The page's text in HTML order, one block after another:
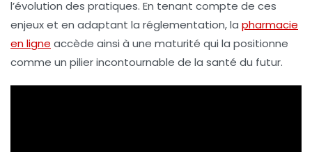
l’évolution des pratiques. En tenant compte de ces
enjeux et en adaptant la réglementation, la pharmacie
en ligne accède ainsi à une maturité qui la positionne
comme un pilier incontournable de la santé du futur.